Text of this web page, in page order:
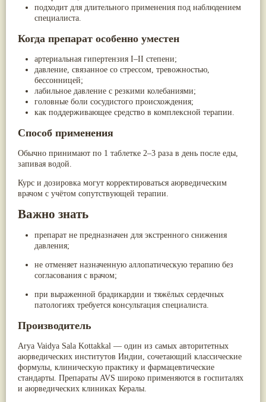
подходит для длительного применения под наблюдением
специалиста
Когда препарат особенно уместен
артериальная гипертензия I–II степени;
давление, связанное со стрессом, тревожностью,
бессонницей;
лабильное давление с резкими колебаниями;
головные боли сосудистого происхождения;
как поддерживающее средство в комплексной терапии.
Способ применения
Обычно принимают по 1 таблетке 2–3 раза в день после еды
запивая водой.
Курс и дозировка могут корректироваться аюрведическим
врачом с учётом сопутствующей терапии.
Важно знать
препарат не предназначен для экстренного снижения
давления;
не отменяет назначенную аллопатическую терапию без
согласования с врачом;
при выраженной брадикардии и тяжёлых сердечных
патологиях требуется консультация специалиста.
Производитель
Arya Vaidya Sala Kottakkal — один из самых авторитетных
аюрведических институтов Индии, сочетающий классические
формулы, клиническую практику и фармацевтические
стандарты. Препараты AVS широко применяются в госпиталях
и аюрведических клиниках Кералы.